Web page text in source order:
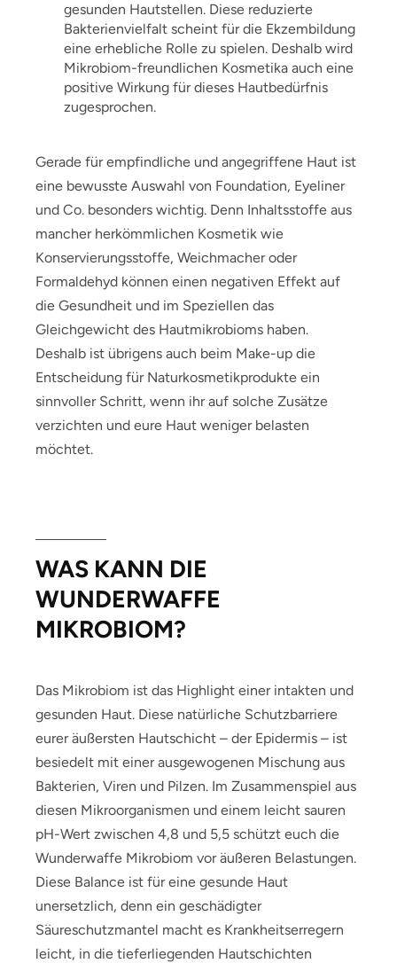
gesunden Hautstellen. Diese reduzierte
Bakterienvielfalt scheint für die Ekzembildung
eine erhebliche Rolle zu spielen. Deshalb wird
Mikrobiom-freundlichen Kosmetika auch eine
positive Wirkung für dieses Hautbedürfnis
zugesprochen.
Gerade für empfindliche und angegriffene Haut ist
eine bewusste Auswahl von Foundation, Eyeliner
und Co. besonders wichtig. Denn Inhaltsstoffe aus
mancher herkömmlichen Kosmetik wie
Konservierungsstoffe, Weichmacher oder
Formaldehyd können einen negativen Effekt auf
die Gesundheit und im Speziellen das
Gleichgewicht des Hautmikrobioms haben.
Deshalb ist übrigens auch beim Make-up die
Entscheidung für Naturkosmetikprodukte ein
sinnvoller Schritt, wenn ihr auf solche Zusätze
verzichten und eure Haut weniger belasten
möchtet.
WAS KANN DIE
WUNDERWAFFE
MIKROBIOM?
Das Mikrobiom ist das Highlight einer intakten und
gesunden Haut. Diese natürliche Schutzbarriere
eurer äußersten Hautschicht – der Epidermis – ist
besiedelt mit einer ausgewogenen Mischung aus
Bakterien, Viren und Pilzen. Im Zusammenspiel aus
diesen Mikroorganismen und einem leicht sauren
pH-Wert zwischen 4,8 und 5,5 schützt euch die
Wunderwaffe Mikrobiom vor äußeren Belastungen.
Diese Balance ist für eine gesunde Haut
unersetzlich, denn ein geschädigter
Säureschutzmantel macht es Krankheitserregern
leicht, in die tieferliegenden Hautschichten